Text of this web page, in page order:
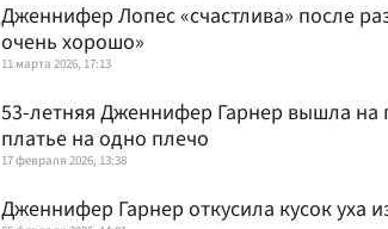
Дженнифер Лопес «счастлива» после
очень хорошо»
11 марта 2026, 17:13
53-летняя Дженнифер Гарнер вышла на
платье на одно плечо
17 февраля 2026, 13:38
Дженнифер Гарнер откусила кусок уха